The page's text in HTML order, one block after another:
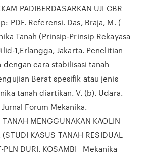
PADIBERDASARKAN UJI CBR
PDF. Referensi. Das, Braja, M. (
Tanah (Prinsip-Prinsip Rekayasa
1,Erlangga, Jakarta. Penelitian
dengan cara stabilisasi tanah
Berat spesifik atau jenis
tanah diartikan. V. (b). Udara.
Forum Mekanika.
TANAH MENGGUNAKAN KAOLIN
(STUDI KASUS TANAH RESIDUAL
PLN DURI. KOSAMBI Mekanika